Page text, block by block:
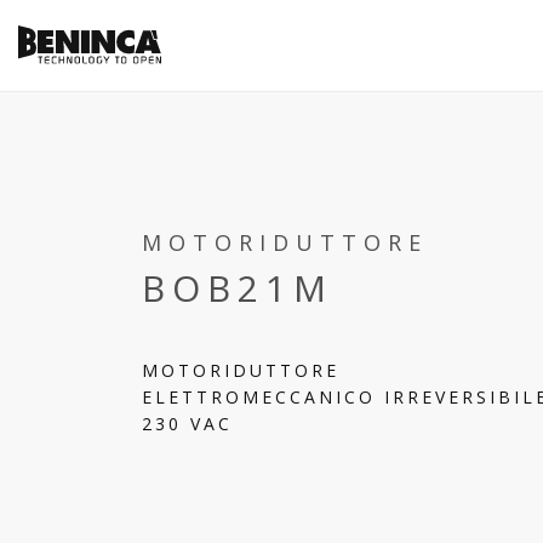
MOTORIDUTTORE
BOB21M
MOTORIDUTTORE
ELETTROMECCANICO
230 VAC